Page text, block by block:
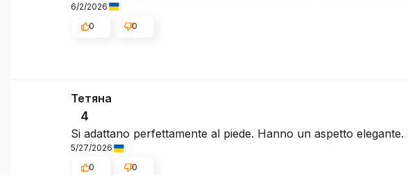
6/2/2026
0
0
Тетяна
4
Si adattano perfettamente al piede. Hanno un aspetto
5/27/2026
0
0